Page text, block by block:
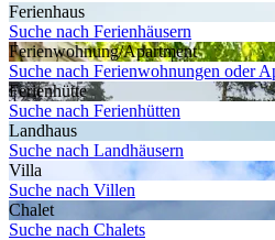
Ferienhaus
Suche nach Ferienhäusern
Ferienwohnung/Apartment
Suche nach Ferienwohnungen oder
Ferienhütte
Suche nach Ferienhütten
Landhaus
Suche nach Landhäusern
Villa
Suche nach Villen
Chalet
Suche nach Chalets